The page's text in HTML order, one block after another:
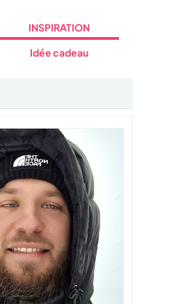
INSPIRATION
Idée cadeau